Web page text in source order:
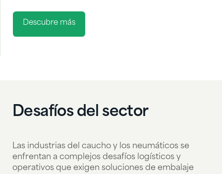
Descubre más
Desafíos del sector
Las industrias del caucho y los neumáticos se
enfrentan a complejos desafíos logísticos y
operativos que exigen soluciones de embalaje